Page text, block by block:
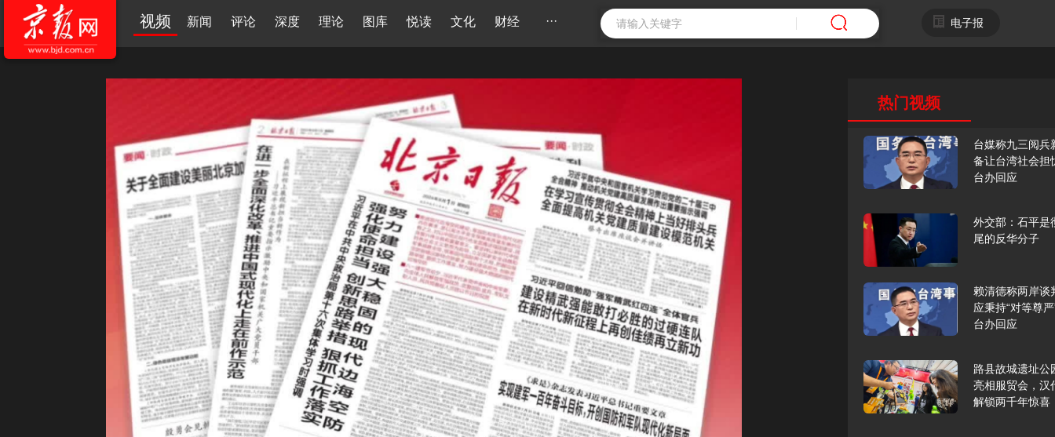
视频 新闻 评论 深度 理论 图库 悦读 文化 财经 ··· 电子报
热门视频
台媒称九三阅兵
备让台湾社会担
台办回应
外交部：石平是
尾的反华分子
赖清德称两岸谈
应秉持“对等尊
台办回应
路县故城遗址公
亮相服贸会，汉
解锁两千年惊喜